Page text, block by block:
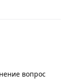
вопрос